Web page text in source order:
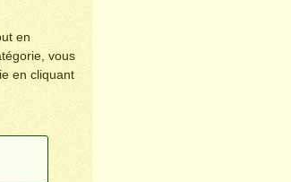
en
vous
en cliquant